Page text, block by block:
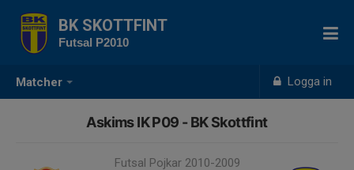
Matcher Logga in
BK SKOTTFINT
Futsal P2010
Askims IK P09 - BK Skottfint
Futsal Pojkar 2010-2009